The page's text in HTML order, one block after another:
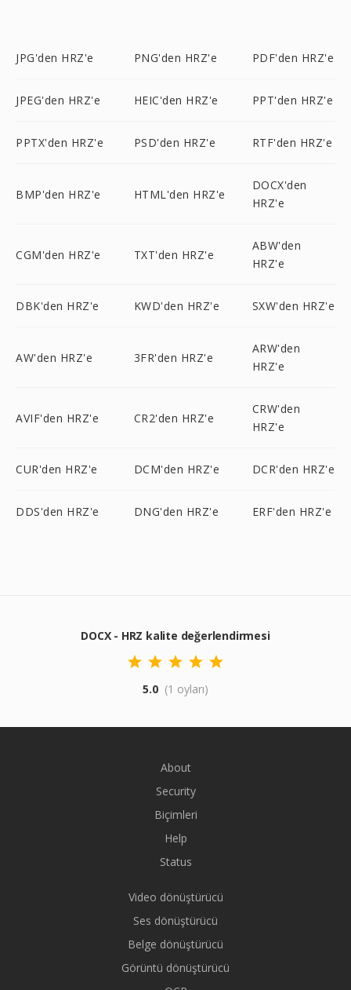
JPG'den HRZ'e PNG'den HRZ'e PDF'den HRZ'e
JPEG'den HRZ'e HEIC'den HRZ'e PPT'den HRZ'e
PPTX'den HRZ'e PSD'den HRZ'e RTF'den HRZ'e
BMP'den HRZ'e HTML'den HRZ'e
DOCX'den
HRZ'e
CGM'den HRZ'e TXT'den HRZ'e
ABW'den
HRZ'e
DBK'den HRZ'e KWD'den HRZ'e SXW'den HRZ'e
AW'den HRZ'e 3FR'den HRZ'e
ARW'den
HRZ'e
AVIF'den HRZ'e CR2'den HRZ'e
CRW'den
HRZ'e
CUR'den HRZ'e DCM'den HRZ'e DCR'den HRZ'e
DDS'den HRZ'e DNG'den HRZ'e ERF'den HRZ'e
DOCX - HRZ kalite değerlendirmesi
5.0 (1 oyları)
About
Security
Biçimleri
Help
Status
Video dönüştürücü
Ses dönüştürücü
Belge dönüştürücü
Görüntü dönüştürücü